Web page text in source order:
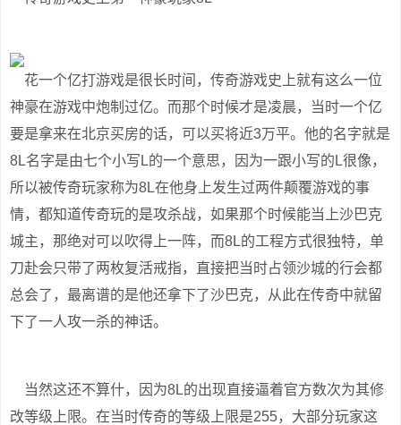
花一个亿打游戏是很长时间，传奇游戏史上就有这么一位
神豪在游戏中炮制过亿。而那个时候才是凌晨，当时一个亿
要是拿来在北京买房的话，可以买将近3万平。他的名字就是
8L名字是由七个小写L的一个意思，因为一跟小写的L很像，
所以被传奇玩家称为8L在他身上发生过两件颠覆游戏的事
情，都知道传奇玩的是攻杀战，如果那个时候能当上沙巴克
城主，那绝对可以吹得上一阵，而8L的工程方式很独特，单
刀赴会只带了两枚复活戒指，直接把当时占领沙城的行会都
总会了，最离谱的是他还拿下了沙巴克，从此在传奇中就留
下了一人攻一杀的神话。
当然这还不算什，因为8L的出现直接逼着官方数次为其修
改等级上限。在当时传奇的等级上限是255，大部分玩家这